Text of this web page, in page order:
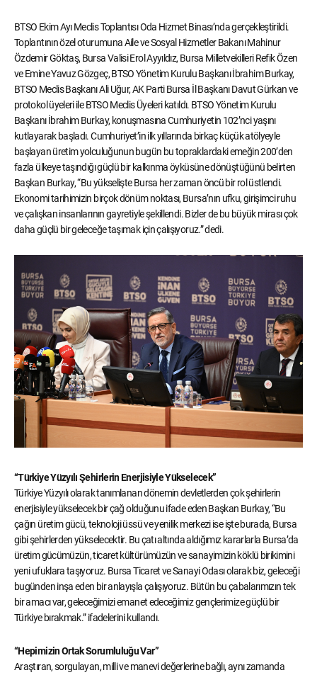
BTSO Ekim Ayı Meclis Toplantısı Oda Hizmet Binası’nda gerçekleştirildi.
Toplantının özel oturumuna Aile ve Sosyal Hizmetler Bakanı Mahinur
Özdemir Göktaş, Bursa Valisi Erol Ayyıldız, Bursa Milletvekilleri Refik Özen
ve Emine Yavuz Gözgeç, BTSO Yönetim Kurulu Başkanı İbrahim Burkay,
BTSO Meclis Başkanı Ali Uğur, AK Parti Bursa İl Başkanı Davut Gürkan ve
protokol üyeleri ile BTSO Meclis Üyeleri katıldı. BTSO Yönetim Kurulu
Başkanı İbrahim Burkay, konuşmasına Cumhuriyetin 102’nci yaşını
kutlayarak başladı. Cumhuriyet’in ilk yıllarında birkaç küçük atölyeyle
başlayan üretim yolculuğunun bugün bu topraklardaki emeğin 200’den
fazla ülkeye taşındığı güçlü bir kalkınma öyküsüne dönüştüğünü belirten
Başkan Burkay, “Bu yükselişte Bursa her zaman öncü bir rol üstlendi.
Ekonomi tarihimizin birçok dönüm noktası, Bursa’nın ufku, girişimci ruhu
ve çalışkan insanlarının gayretiyle şekillendi. Bizler de bu büyük mirası çok
daha güçlü bir geleceğe taşımak için çalışıyoruz.” dedi.
“Türkiye Yüzyılı Şehirlerin Enerjisiyle Yükselecek”
Türkiye Yüzyılı olarak tanımlanan dönemin devletlerden çok şehirlerin
enerjisiyle yükselecek bir çağ olduğunu ifade eden Başkan Burkay, “Bu
çağın üretim gücü, teknoloji üssü ve yenilik merkezi ise işte burada, Bursa
gibi şehirlerden yükselecektir. Bu çatı altında aldığımız kararlarla Bursa’da
üretim gücümüzün, ticaret kültürümüzün ve sanayimizin köklü birikimini
yeni ufuklara taşıyoruz. Bursa Ticaret ve Sanayi Odası olarak biz, geleceği
bugünden inşa eden bir anlayışla çalışıyoruz. Bütün bu çabalarımızın tek
bir amacı var, geleceğimizi emanet edeceğimiz gençlerimize güçlü bir
Türkiye bırakmak.” ifadelerini kullandı.
“Hepimizin Ortak Sorumluluğu Var”
Araştıran, sorgulayan, milli ve manevi değerlerine bağlı, aynı zamanda